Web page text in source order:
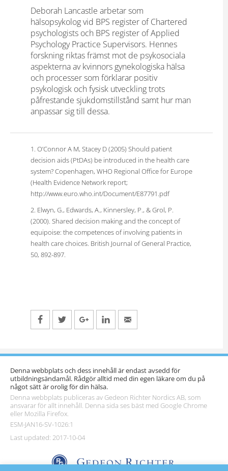
Deborah Lancastle arbetar som
hälsopsykolog vid BPS register of Chartered
psychologists och BPS register of Applied
Psychology Practice Supervisors. Hennes
forskning riktas främst mot de psykosociala
aspekterna av kvinnors gynekologiska hälsa
och processer som förklarar positiv
psykologisk och fysisk utveckling trots
påfrestande sjukdomstillstånd samt hur man
anpassar sig till dessa.
1. O’Connor A M, Stacey D (2005) Should patient
decision aids (PtDAs) be introduced in the health care
system? Copenhagen, WHO Regional Office for Europe
(Health Evidence Network report;
http://www.euro.who.int/Document/E87791.pdf
2. Elwyn, G., Edwards, A., Kinnersley, P., & Grol, P.
(2000). Shared decision making and the concept of
equipoise: the competences of involving patients in
health care choices. British Journal of General Practice,
50, 892-897.
Denna webbplats och dess innehåll är endast avsedd för
utbildningsändamål. Rådgör alltid med din egen läkare om du på
något sätt är orolig för din hälsa.
Denna webbplats publiceras av Gedeon Richter Nordics AB, som
ansvarar för allt innehåll. Denna sida ses bäst med Google Chrome
eller Mozilla Firefox.
ESM-JAN16-SV-1026:1
Last updated: 2017-10-04